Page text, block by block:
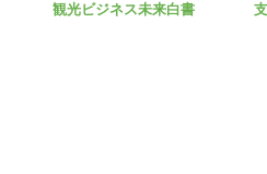
観光ビジネス未来白書